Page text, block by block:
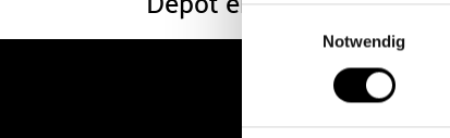
Einwilligungsauswahl
Notwendig